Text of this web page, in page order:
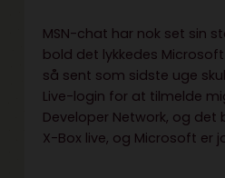
MSN-chat har nok set sin
bold det lykkedes
så sent som sidste uge
Live-login for at tilmelde
Developer Network, og det
X-Box live, og Microsoft er